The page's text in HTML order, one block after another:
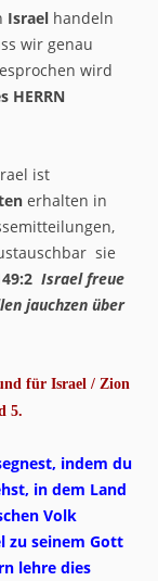
Israel handeln
wir genau
wird
HERRN
ist
erhalten in
sie
Israel freue
jauchzen über
für Israel / Zion
5.
indem du
in dem Land
Volk
zu seinem Gott
lehre dies